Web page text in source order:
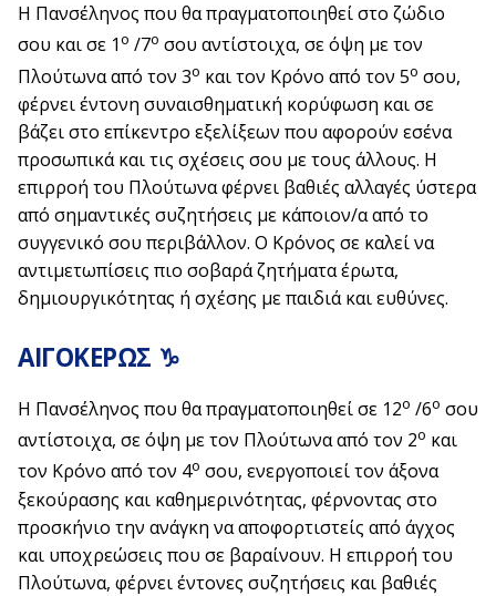
Η Πανσέληνος που θα πραγματοποιηθεί στο ζώδιο
σου και σε 1ο /7ο σου αντίστοιχα, σε όψη με τον
Πλούτωνα από τον 3ο και τον Κρόνο από τον 5ο σου,
φέρνει έντονη συναισθηματική κορύφωση και σε
βάζει στο επίκεντρο εξελίξεων που αφορούν εσένα
προσωπικά και τις σχέσεις σου με τους άλλους. Η
επιρροή του Πλούτωνα φέρνει βαθιές αλλαγές ύστερα
από σημαντικές συζητήσεις με κάποιον/α από το
συγγενικό σου περιβάλλον. Ο Κρόνος σε καλεί να
αντιμετωπίσεις πιο σοβαρά ζητήματα έρωτα,
δημιουργικότητας ή σχέσης με παιδιά και ευθύνες.
ΑΙΓΟΚΕΡΩΣ ♑
Η Πανσέληνος που θα πραγματοποιηθεί σε 12ο /6ο σου
αντίστοιχα, σε όψη με τον Πλούτωνα από τον 2ο και
τον Κρόνο από τον 4ο σου, ενεργοποιεί τον άξονα
ξεκούρασης και καθημερινότητας, φέρνοντας στο
προσκήνιο την ανάγκη να αποφορτιστείς από άγχος
και υποχρεώσεις που σε βαραίνουν. Η επιρροή του
Πλούτωνα, φέρνει έντονες συζητήσεις και βαθιές